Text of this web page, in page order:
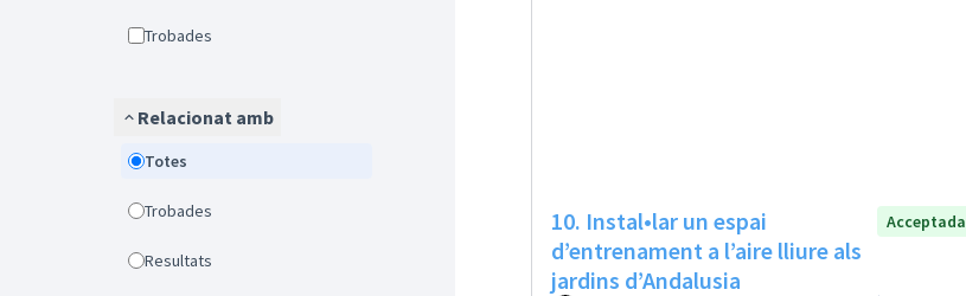
Trobades
Relacionat amb
Totes
Trobades
Resultats
10. Instal•lar un espai
d’entrenament a l’aire lliure als
jardins d’Andalusia
Acceptada